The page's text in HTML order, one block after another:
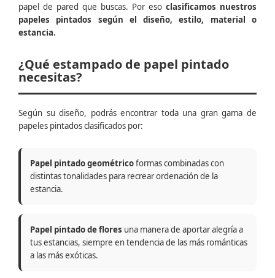
papel de pared que buscas. Por eso clasificamos nuestros
papeles pintados según el diseño, estilo, material o
estancia.
¿Qué estampado de papel pintado
necesitas?
Según su diseño, podrás encontrar toda una gran gama de
papeles pintados clasificados por:
Papel pintado geométricoformas combinadas con
distintas tonalidades para recrear ordenación de la
estancia.
Papel pintado de flores una manera de aportar alegría a
tus estancias, siempre en tendencia de las más románticas
a las más exóticas.